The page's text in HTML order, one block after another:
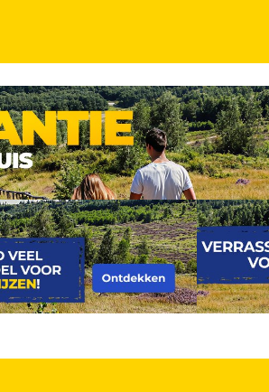
wellness en sportfaciliteiten